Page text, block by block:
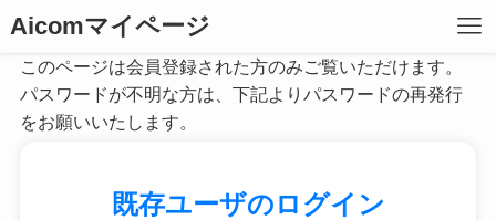
Aicomマイページ
このページは会員登録された方のみご覧いただけます。
パスワードが不明な方は、下記よりパスワードの再発行
をお願いいたします。
既存ユーザのログイン